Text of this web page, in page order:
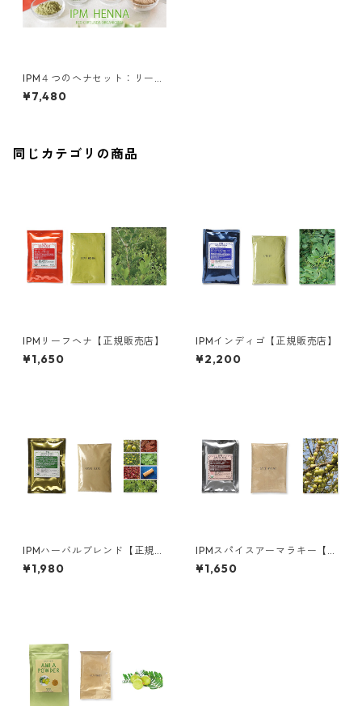
IPM４つのヘナセット：リーフ
ヘナ/インディゴ/ハーバルブレ
ンド/スパイスアーマラキー
¥7,480
同じカテゴリの商品
IPMリーフヘナ【正規販売店】
¥1,650
IPMインディゴ【正規販売店】
¥2,200
IPMハーバルブレンド【正規販
売店】
¥1,980
IPMスパイスアーマラキー【正
規販売店】
¥1,650